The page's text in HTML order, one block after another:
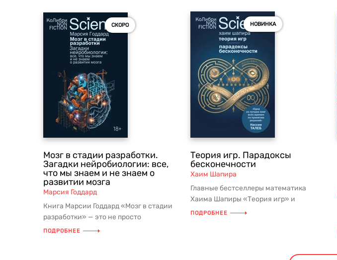
СКОРО
Мозг в стадии разработки.
Загадки нейробиологии: все,
что мы знаем и не знаем о
развитии мозга
Марсия Годдард
Книга Марсии Годдард «Мозг в стадии
разработки» — это не просто
популярное изложение нейробиологии,
ПОДРОБНЕЕ
НОВИНКА
Теория игр. Парадоксы
бесконечности
Хаим Шапира
Главные бестселлеры математика
Хаима Шапиры «Теория игр» и
«Парадоксы бесконечности» под одной
ПОДРОБНЕЕ